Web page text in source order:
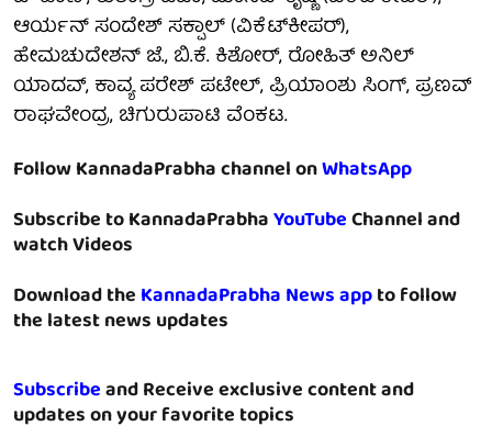
ಆರ್ಯನ್ ಸಂದೇಶ್ ಸಕ್ಪಾಲ್ (ವಿಕೆಟ್‌ಕೀಪರ್),
ಹೇಮಚುದೇಶನ್ ಜೆ., ಬಿ.ಕೆ. ಕಿಶೋರ್, ರೋಹಿತ್ ಅನಿಲ್
ಯಾದವ್, ಕಾವ್ಯ ಪರೇಶ್ ಪಟೇಲ್, ಪ್ರಿಯಾಂಶು ಸಿಂಗ್, ಪ್ರಣವ್
ರಾಘವೇಂದ್ರ, ಚಿಗುರುಪಾಟಿ ವೆಂಕಟ.
Follow KannadaPrabha channel onWhatsApp
Subscribe to KannadaPrabhaYouTubeChannel and
watch Videos
Download theKannadaPrabha News appto follow
the latest news updates
Subscribeand Receive exclusive content and
updates on your favorite topics